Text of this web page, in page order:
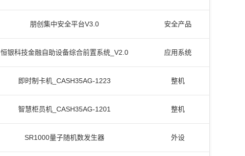
朋创集中安全平台V3.0 安全产品
恒银科技金融自助设备综合前置系统_V2.0 应用系统
即时制卡机_CASH35AG-1223 整机
智慧柜员机_CASH35AG-1201 整机
SR1000量子随机数发生器 外设